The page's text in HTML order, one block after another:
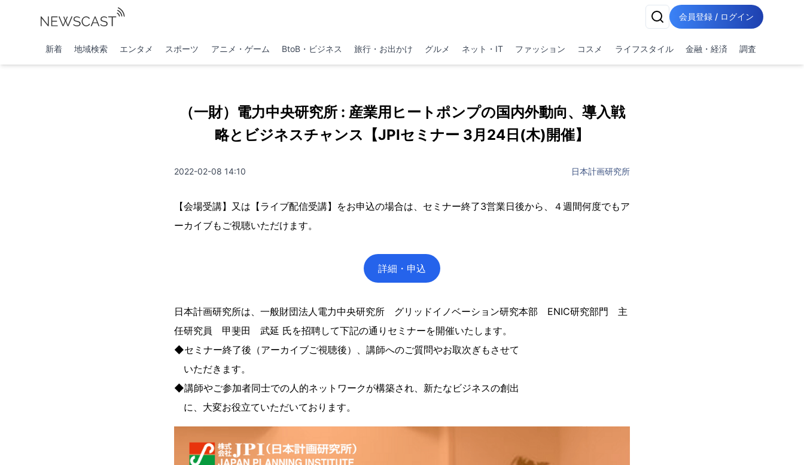
会員登録 / ログイン
新着 地域検索 エンタメ スポーツ アニメ・ゲーム BtoB・ビジネス 旅行・お出かけ グルメ ネット・IT ファッション コスメ ライフスタイル 金融・経済 調査
（一財）電力中央研究所 : 産業用ヒートポンプの国内外動向、導入戦
略とビジネスチャンス【JPIセミナー 3月24日(木)開催】
2022-02-08 14:10 日本計画研究所
【会場受講】又は【ライブ配信受講】をお申込の場合は、セミナー終了3営業日後から、４週間何度でもア
ーカイブもご視聴いただけます。
詳細・申込
日本計画研究所は、一般財団法人電力中央研究所 グリッドイノベーション研究本部 ENIC研究部門 主
任研究員 甲斐田 武延 氏を招聘して下記の通りセミナーを開催いたします。
◆セミナー終了後（アーカイブご視聴後）、講師へのご質問やお取次ぎもさせて
いただきます。
◆講師やご参加者同士での人的ネットワークが構築され、新たなビジネスの創出
に、大変お役立ていただいております。